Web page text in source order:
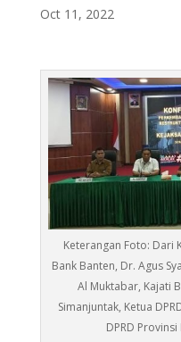
Oct 11, 2022
Keterangan Foto: Dari
Bank Banten, Dr. Agus
Al Muktabar, Kajati
Simanjuntak, Ketua
DPRD